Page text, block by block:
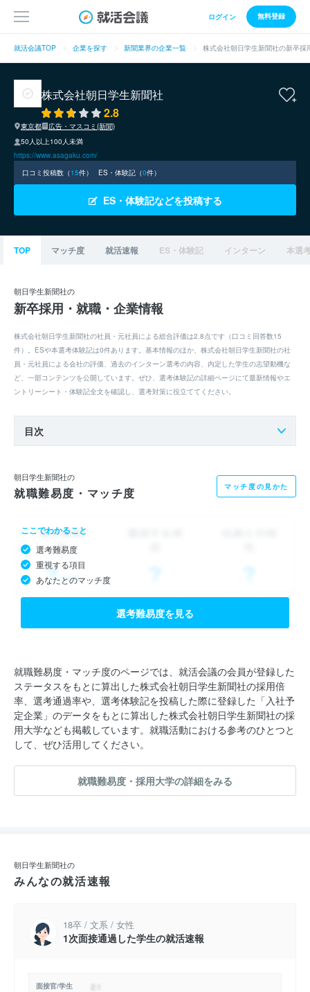
ログイン 無料登録
就活会議TOP 企業を探す 新聞業界の企業一覧 株式会社朝日学生新聞社の新卒採
株式会社朝日学生新聞社
2.8
東京都
広告・マスコミ(新聞)
50人以上100人未満
https://www.asagaku.com/
口コミ投稿数（15件） ES・体験記（0件）
ES・体験記などを投稿する
TOP マッチ度 就活速報 ES・体験記 インターン 本選
朝日学生新聞社の
新卒採用・就職・企業情報
株式会社朝日学生新聞社の社員・元社員による総合評価は2.8点です（口コミ回答数15
件）。ESや本選考体験記は0件あります。基本情報のほか、株式会社朝日学生新聞社の社
員・元社員による会社の評価、過去のインターン選考の内容、内定した学生の志望動機な
ど、一部コンテンツを公開しています。ぜひ、選考体験記の詳細ページにて最新情報やエ
ントリーシート・体験記全文を確認し、選考対策に役立ててください。
目次
朝日学生新聞社の
就職難易度・マッチ度 マッチ度の見かた
ここでわかること
選考難易度
重視する項目
あなたとのマッチ度
選考難易度を見る
就職難易度・マッチ度のページでは、就活会議の会員が登録した
ステータスをもとに算出した株式会社朝日学生新聞社の採用倍
率、選考通過率や、選考体験記を投稿した際に登録した「入社予
定企業」のデータをもとに算出した株式会社朝日学生新聞社の採
用大学なども掲載しています。就職活動における参考のひとつと
して、ぜひ活用してください。
就職難易度・採用大学の詳細をみる
朝日学生新聞社の
みんなの就活速報
18卒 / 文系 / 女性
1次面接通過した学生の就活速報
面接官/学生